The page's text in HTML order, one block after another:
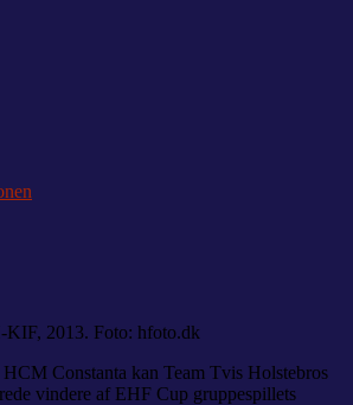
Tvis Holstebro
Constanta kan Team Tvis Holstebros
vindere af EHF Cup gruppespillets